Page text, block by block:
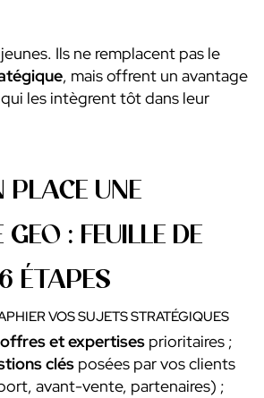
Ils ne remplacent pas le
, mais offrent un avantage
les intègrent tôt dans leur
PLACE UNE
: FEUILLE DE
ÉTAPES
VOS SUJETS STRATÉGIQUES
et expertises prioritaires ;
clés posées par vos clients
avant-vente, partenaires) ;